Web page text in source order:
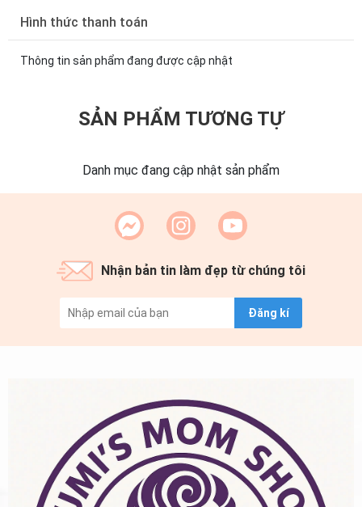
Hình thức thanh toán
Thông tin sản phẩm đang được cập nhật
SẢN PHẨM TƯƠNG TỰ
Danh mục đang cập nhật sản phẩm
Nhận bản tin làm đẹp từ chúng tôi
Đăng kí